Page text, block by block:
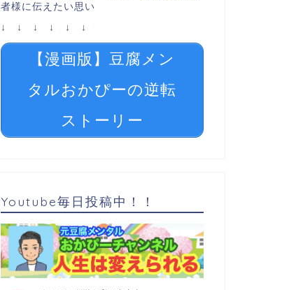
者様に伝えたい思い
↓ ↓ ↓ ↓ ↓ ↓
【漫画版】豆腐メン
タルおかぴーの逆転
ストーリー
Youtube毎日投稿中！！